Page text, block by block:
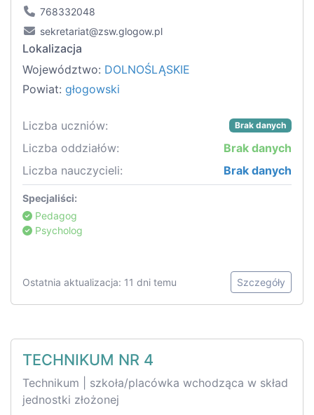
768332048
sekretariat@zsw.glogow.pl
Lokalizacja
Województwo: DOLNOŚLĄSKIE
Powiat: głogowski
Liczba uczniów: Brak danych
Liczba oddziałów:
Brak danych
Liczba nauczycieli:
Brak danych
Specjaliści:
Pedagog
Psycholog
Ostatnia aktualizacja: 11 dni temu Szczegóły
TECHNIKUM NR 4
Technikum | szkoła/placówka wchodząca w skład
jednostki złożonej